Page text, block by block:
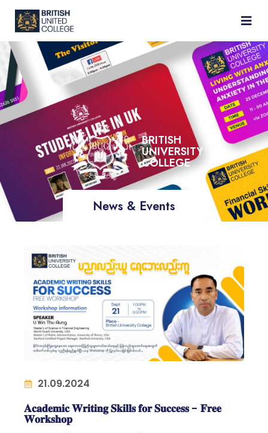
BRITISH
UNIVERSITY
COLLEGE
News & Events
21.09.2024
𝐀𝐜𝐚𝐝𝐞𝐦𝐢𝐜 𝐖𝐫𝐢𝐭𝐢𝐧𝐠 𝐒𝐤𝐢𝐥𝐥𝐬 𝐟𝐨𝐫 𝐒𝐮𝐜𝐜𝐞𝐬𝐬 - 𝐅𝐫𝐞𝐞
𝐖𝐨𝐫𝐤𝐬𝐡𝐨𝐩